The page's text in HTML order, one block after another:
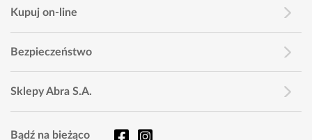
Kupuj on-line
Bezpieczeństwo
Sklepy Abra S.A.
Bądź na bieżąco